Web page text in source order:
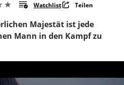
Watchlist Teilen
Majestät ist jede
Mann in den Kampf zu